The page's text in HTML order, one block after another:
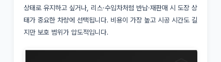
상태로 유지하고 싶거나, 리스·수입차처럼 반납·재판매 시 도장 상
태가 중요한 차량에 선택됩니다. 비용이 가장 높고 시공 시간도 길
지만 보호 범위가 압도적입니다.